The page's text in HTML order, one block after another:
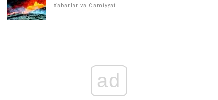
Xəbərlər və Cəmiyyət
ad